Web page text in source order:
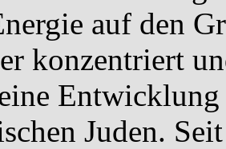
auf den
konzentriert
Juden.